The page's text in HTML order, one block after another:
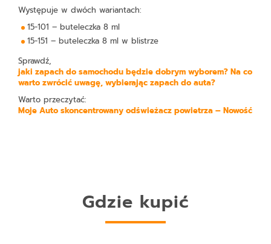
Występuje w dwóch wariantach:
15-101 – buteleczka 8 ml
15-151 – buteleczka 8 ml w blistrze
Sprawdź,
jaki zapach do samochodu będzie dobrym wyborem? Na co
warto zwrócić uwagę, wybierając zapach do auta?
Warto przeczytać:
Moje Auto skoncentrowany odświeżacz powietrza – Nowość
Gdzie kupić